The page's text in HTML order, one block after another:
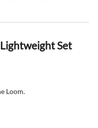
Set
Loom.